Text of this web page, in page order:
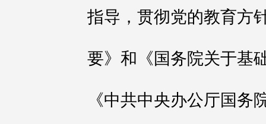
指导，贯彻党的教育方
要》和《国务院关于基
《中共中央办公厅国